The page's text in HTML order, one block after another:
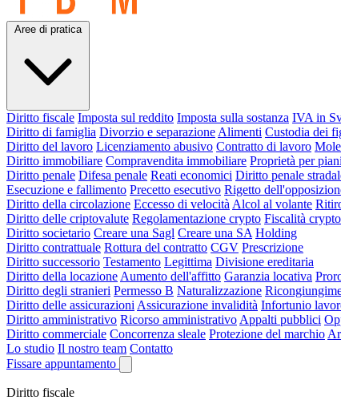
Aree di pratica
Diritto fiscale Imposta sul reddito Imposta sulla sostanza IVA in
Diritto di famiglia Divorzio e separazione Alimenti Custodia dei
Diritto del lavoro Licenziamento abusivo Contratto di lavoro
Diritto immobiliare Compravendita immobiliare Proprietà per piani
Diritto penale Difesa penale Reati economici Diritto penale
Esecuzione e fallimento Precetto esecutivo Rigetto
Diritto della circolazione Eccesso di velocità Alcol al volante
Diritto delle criptovalute Regolamentazione crypto Fiscalità crypto
Diritto societario Creare una Sagl Creare una SA Holding
Diritto contrattuale Rottura del contratto CGV Prescrizione
Diritto successorio Testamento Legittima Divisione ereditaria
Diritto della locazione Aumento dell'affitto Garanzia locativa
Diritto degli stranieri Permesso B Naturalizzazione
Diritto delle assicurazioni Assicurazione invalidità Infortunio
Diritto amministrativo Ricorso amministrativo Appalti pubblici
Diritto commerciale Concorrenza sleale Protezione del marchio
Lo studio Il nostro team Contatto
Fissare appuntamento
Diritto fiscale